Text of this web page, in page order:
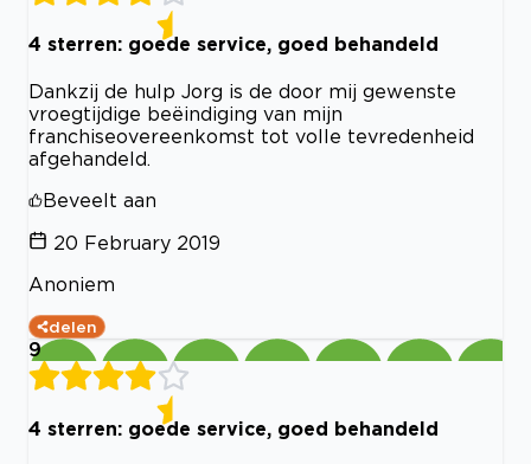
4 sterren: goede service, goed behandeld
Dankzij de hulp Jorg is de door mij gewenste
vroegtijdige beëindiging van mijn
franchiseovereenkomst tot volle tevredenheid
afgehandeld.
Beveelt aan
20 February 2019
Anoniem
delen
9
4 sterren: goede service, goed behandeld